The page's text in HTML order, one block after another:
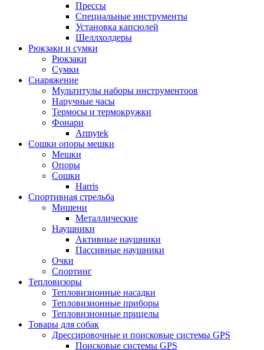
Прессы
Специальные инструменты
Установка капсюлей
Шеллхолдеры
Рюкзаки и сумки
Рюкзаки
Сумки
Снаряжение
Мультитулы наборы инструментоов
Наручные часы
Термосы и термокружки
Фонари
Armytek
Сошки опоры мешки
Мешки
Опоры
Сошки
Harris
Спортивная стрельба
Мишени
Металлические
Наушники
Активные наушники
Пассивные наушники
Очки
Спортинг
Тепловизоры
Тепловизионные насадки
Тепловизионные приборы
Тепловизионные прицелы
Товары для собак
Дрессировочные и поисковые системы GPS
Поисковые системы GPS